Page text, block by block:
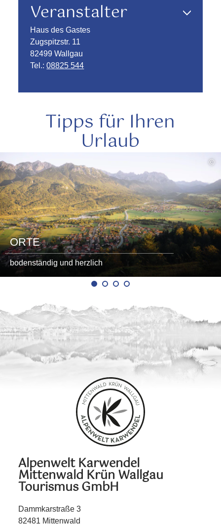
Veranstalter
Haus des Gastes
Zugspitzstr. 11
82499 Wallgau
Tel.:08825 544
Tipps für Ihren
Urlaub
©
ORTE
bodenständig und herzlich
Alpenwelt Karwendel
Mittenwald Krün Wallgau
Tourismus GmbH
Dammkarstraße 3
82481 Mittenwald